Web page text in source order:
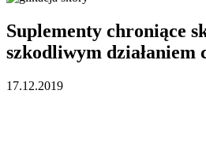
Suplementy chroniące
szkodliwym działaniem
17.12.2019